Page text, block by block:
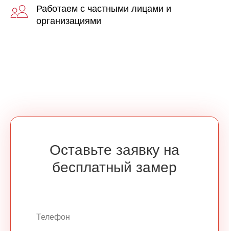
Работаем с частными лицами и
организациями
Оставьте заявку на
бесплатный замер